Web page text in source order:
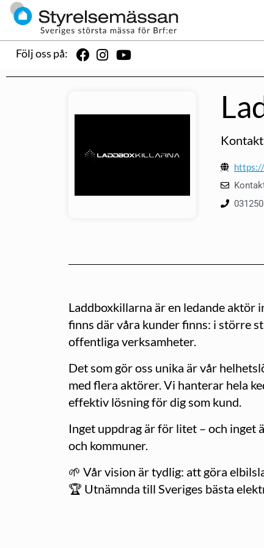
Följ oss på:
Laddboxkillarna är en ledande aktör
finns där våra kunder finns: i större
offentliga verksamheter.
Det som gör oss unika är vår
med flera aktörer. Vi hanterar hela
effektiv lösning för dig som kund.
Inget uppdrag är för litet – och inget
och kommuner.
🌱 Vår vision är tydlig: att göra
🏆 Utnämnda till Sveriges bästa